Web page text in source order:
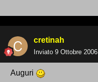
cretinah
Inviato 9 Ottobre 2006
Auguri